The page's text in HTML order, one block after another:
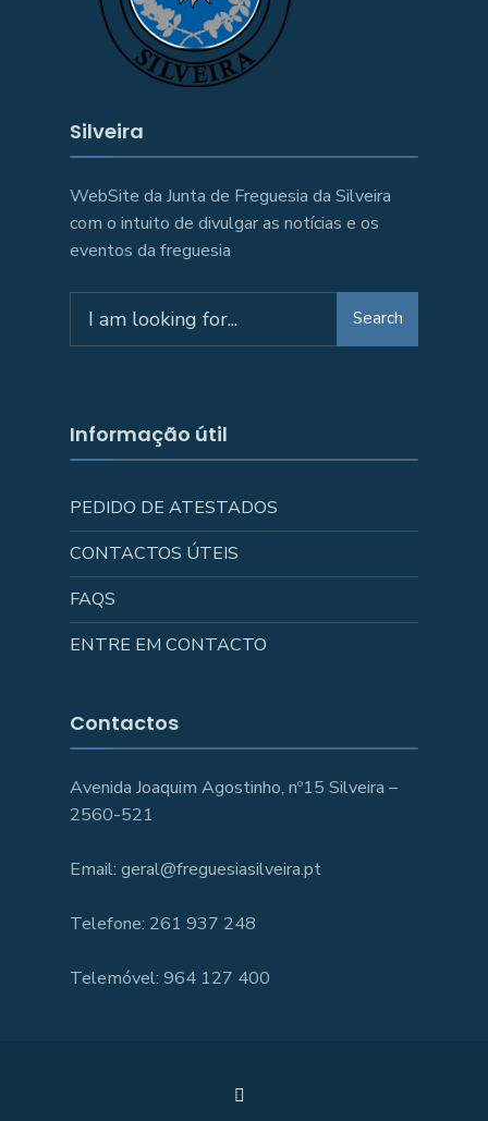
Silveira
WebSite da Junta de Freguesia da Silveira
com o intuito de divulgar as notícias e os
eventos da freguesia
for:
Search
Informação útil
PEDIDO DE ATESTADOS
CONTACTOS ÚTEIS
FAQS
ENTRE EM CONTACTO
Contactos
Avenida Joaquim Agostinho, nº15 Silveira –
2560-521
Email: geral@freguesiasilveira.pt
Telefone: 261 937 248
Telemóvel: 964 127 400